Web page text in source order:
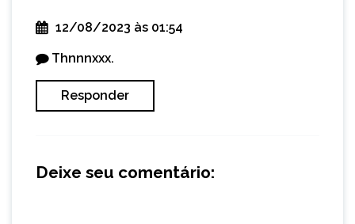
12/08/2023 às 01:54
Thnnnxxx.
Responder
Deixe seu comentário: